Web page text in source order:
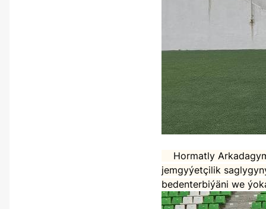
Hormatly Arkadagymyz we Arkadagly Prezidentimiziň baştutanlygynda Türkmenistanda sporty we
jemgyýetçilik
bedenterbiýäni we